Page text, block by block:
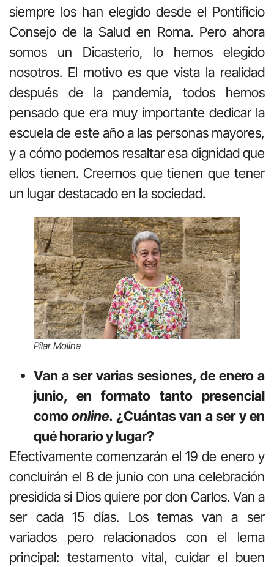
siempre los han elegido desde el Pontificio
Consejo de la Salud en Roma. Pero ahora
somos un Dicasterio, lo hemos elegido
nosotros. El motivo es que vista la realidad
después de la pandemia, todos hemos
pensado que era muy importante dedicar la
escuela de este año a las personas mayores,
y a cómo podemos resaltar esa dignidad que
ellos tienen. Creemos que tienen que tener
un lugar destacado en la sociedad.
Pilar Molina
Van a ser varias sesiones, de enero a
junio, en formato tanto presencial
comoonline. ¿Cuántas van a ser y en
qué horario y lugar?
Efectivamente comenzarán el 19 de enero y
concluirán el 8 de junio con una celebración
presidida si Dios quiere por don Carlos. Van a
ser cada 15 días. Los temas van a ser
variados pero relacionados con el lema
principal: testamento vital, cuidar el buen